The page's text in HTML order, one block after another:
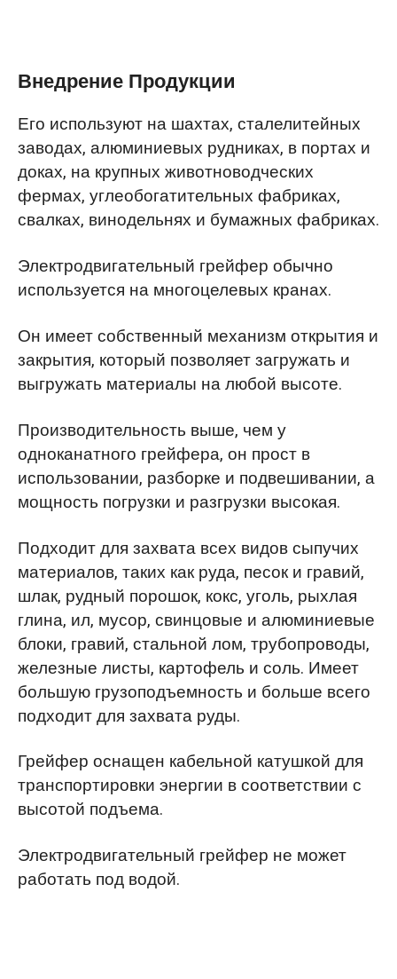
Внедрение Продукции
Его используют на шахтах, сталелитейных
заводах, алюминиевых рудниках, в портах и
доках, на крупных животноводческих
фермах, углеобогатительных фабриках,
свалках, винодельнях и бумажных фабриках.
Электродвигательный грейфер обычно
используется на многоцелевых кранах.
Он имеет собственный механизм открытия и
закрытия, который позволяет загружать и
выгружать материалы на любой высоте.
Производительность выше, чем у
одноканатного грейфера, он прост в
использовании, разборке и подвешивании, а
мощность погрузки и разгрузки высокая.
Подходит для захвата всех видов сыпучих
материалов, таких как руда, песок и гравий,
шлак, рудный порошок, кокс, уголь, рыхлая
глина, ил, мусор, свинцовые и алюминиевые
блоки, гравий, стальной лом, трубопроводы,
железные листы, картофель и соль. Имеет
большую грузоподъемность и больше всего
подходит для захвата руды.
Грейфер оснащен кабельной катушкой для
транспортировки энергии в соответствии с
высотой подъема.
Электродвигательный грейфер не может
работать под водой.